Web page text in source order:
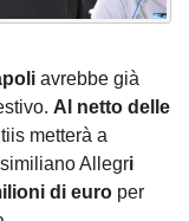
avrebbe già
Al netto delle
metterà a
Allegri
di euro per